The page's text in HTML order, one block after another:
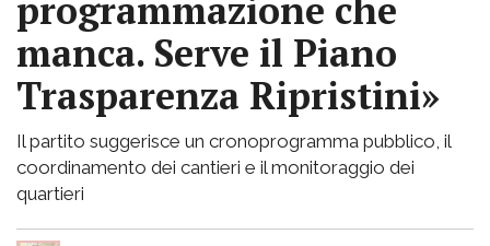
programmazione che
manca. Serve il Piano
Trasparenza Ripristini»
Il partito suggerisce un cronoprogramma pubblico, il
coordinamento dei cantieri e il monitoraggio dei
quartieri